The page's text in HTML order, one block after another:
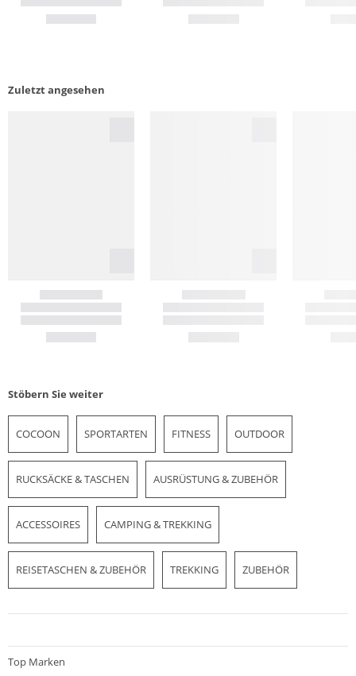
Zuletzt angesehen
Stöbern Sie weiter
COCOON SPORTARTEN FITNESS OUTDOOR
RUCKSÄCKE & TASCHEN AUSRÜSTUNG & ZUBEHÖR
ACCESSOIRES CAMPING & TREKKING
REISETASCHEN & ZUBEHÖR TREKKING ZUBEHÖR
Top Marken